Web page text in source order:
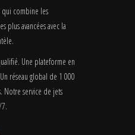
qui combine les
plus avancées avec la
Une plateforme en
réseau global de 1 000
Notre service de jets